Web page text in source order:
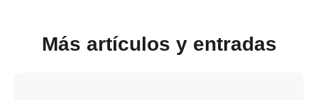
Más artículos y entradas